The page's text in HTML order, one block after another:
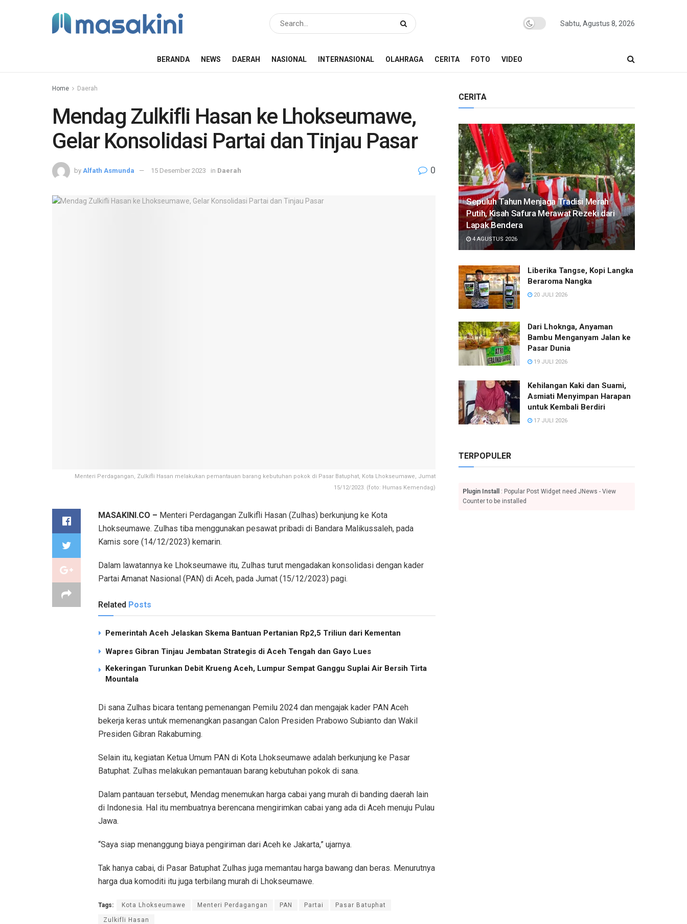
Sabtu, Agustus 8, 2026
BERANDA NEWS DAERAH NASIONAL INTERNASIONAL OLAHRAGA CERITA FOTO VIDEO
Home Daerah
Mendag Zulkifli Hasan ke Lhokseumawe,
Gelar Konsolidasi Partai dan Tinjau Pasar
by Alfath Asmunda 15 Desember 2023 in Daerah 0
Menteri Perdagangan, Zulkifli Hasan melakukan pemantauan barang kebutuhan pokok di Pasar Batuphat, Kota Lhokseumawe, Jumat
15/12/2023. (foto: Humas Kemendag)
MASAKINI.CO – Menteri Perdagangan Zulkifli Hasan (Zulhas) berkunjung ke Kota
Lhokseumawe. Zulhas tiba menggunakan pesawat pribadi di Bandara Malikussaleh, pada
Kamis sore (14/12/2023) kemarin.
Dalam lawatannya ke Lhokseumawe itu, Zulhas turut mengadakan konsolidasi dengan kader
Partai Amanat Nasional (PAN) di Aceh, pada Jumat (15/12/2023) pagi.
Related Posts
Pemerintah Aceh Jelaskan Skema Bantuan Pertanian Rp2,5 Triliun dari Kementan
Wapres Gibran Tinjau Jembatan Strategis di Aceh Tengah dan Gayo Lues
Kekeringan Turunkan Debit Krueng Aceh, Lumpur Sempat Ganggu Suplai Air Bersih Tirta
Mountala
Di sana Zulhas bicara tentang pemenangan Pemilu 2024 dan mengajak kader PAN Aceh
bekerja keras untuk memenangkan pasangan Calon Presiden Prabowo Subianto dan Wakil
Presiden Gibran Rakabuming.
Selain itu, kegiatan Ketua Umum PAN di Kota Lhokseumawe adalah berkunjung ke Pasar
Batuphat. Zulhas melakukan pemantauan barang kebutuhan pokok di sana.
Dalam pantauan tersebut, Mendag menemukan harga cabai yang murah di banding daerah lain
di Indonesia. Hal itu membuatnya berencana mengirimkan cabai yang ada di Aceh menuju Pulau
Jawa.
“Saya siap menanggung biaya pengiriman dari Aceh ke Jakarta,” ujarnya.
Tak hanya cabai, di Pasar Batuphat Zulhas juga memantau harga bawang dan beras. Menurutnya
harga dua komoditi itu juga terbilang murah di Lhokseumawe.
Tags: Kota Lhokseumawe Menteri Perdagangan PAN Partai Pasar Batuphat
Zulkifli Hasan
CERITA
Sepuluh Tahun Menjaga Tradisi Merah
Putih, Kisah Safura Merawat Rezeki dari
Lapak Bendera
4 AGUSTUS 2026
Liberika Tangse, Kopi Langka
Beraroma Nangka
20 JULI 2026
Dari Lhoknga, Anyaman
Bambu Menganyam Jalan ke
Pasar Dunia
19 JULI 2026
Kehilangan Kaki dan Suami,
Asmiati Menyimpan Harapan
untuk Kembali Berdiri
17 JULI 2026
TERPOPULER
Plugin Install
: Popular Post Widget need JNews - View
Counter to be installed